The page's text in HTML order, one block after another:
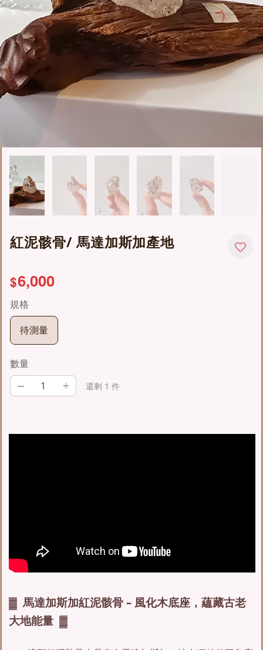
紅泥骸骨/ 馬達加斯加產地
$6,000
規格
待測量
數量
– + 還剩 1 件
▓ 馬達加斯加紅泥骸骨 – 風化木底座，蘊藏古老
大地能量 ▓